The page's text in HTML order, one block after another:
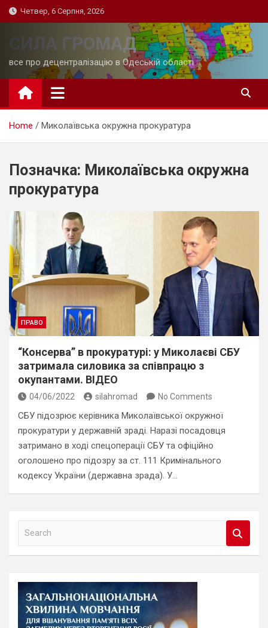
Skip
to
Четвер, 6 Серпня, 2026
СИЛА ГРОМАД
все про децентралізацію в Одеській області
Home Миколаївська окружна прокуратура
Позначка: Миколаївська окружна
прокуратура
ПРАВО
“Консерва” в прокуратурі: у Миколаєві СБУ
затримала силовика за співпрацю з
окупантами. ВІДЕО
04/06/2022 silahromad No Comments
СБУ підозрює керівника Миколаївської окружної
прокуратури у державній зраді. Наразі посадовця
затримано в ході спецоперації СБУ та офіційно
оголошено про підозру за ст. 111 Кримінального
кодексу України (державна зрада). У…
a